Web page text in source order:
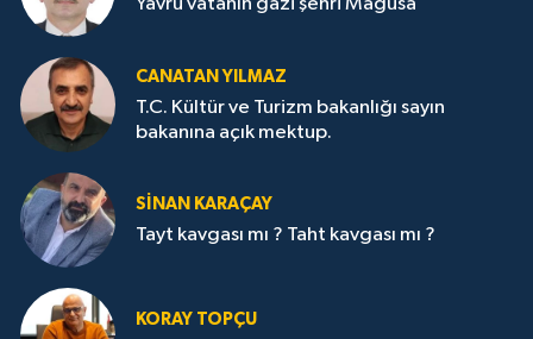
Yavru vatanın gazi şehri Mağusa
CANATAN YILMAZ
T.C. Kültür ve Turizm bakanlığı sayın
bakanına açık mektup.
SİNAN KARAÇAY
Tayt kavgası mı ? Taht kavgası mı ?
KORAY TOPÇU